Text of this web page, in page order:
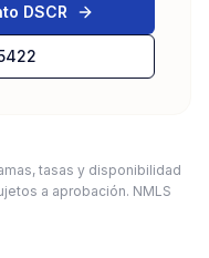
DSCR
tasas y disponibilidad
a aprobación. NMLS